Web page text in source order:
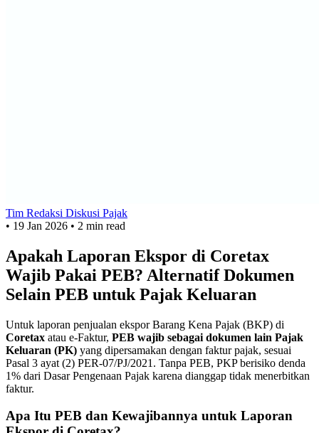
Tim Redaksi Diskusi Pajak
• 19 Jan 2026 • 2 min read
Apakah Laporan Ekspor di Coretax
Wajib Pakai PEB? Alternatif Dokumen
Selain PEB untuk Pajak Keluaran
Untuk laporan penjualan ekspor Barang Kena Pajak (BKP) di
Coretax atau e-Faktur, PEB wajib sebagai dokumen lain Pajak
Keluaran (PK) yang dipersamakan dengan faktur pajak, sesuai
Pasal 3 ayat (2) PER-07/PJ/2021. Tanpa PEB, PKP berisiko denda
1% dari Dasar Pengenaan Pajak karena dianggap tidak menerbitkan
faktur.
Apa Itu PEB dan Kewajibannya untuk Laporan